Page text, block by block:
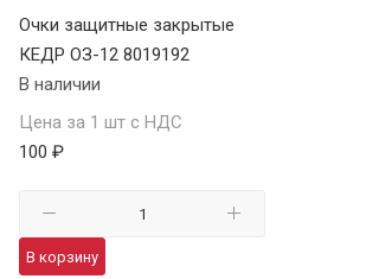
Очки защитные закрытые
КЕДР ОЗ-12 8019192
В наличии
Цена за 1 шт с НДС
100 ₽
В корзину